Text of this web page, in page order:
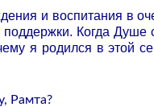
и воспитания в
Когда Душе
я родился в этой
Рамта?